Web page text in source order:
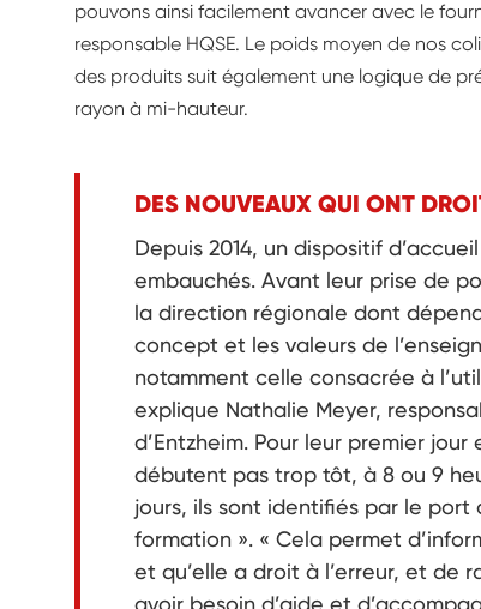
pouvons ainsi facilement avancer avec le
responsable HQSE. Le poids moyen de nos
des produits suit également une logique de
rayon à mi-hauteur.
DES NOUVEAUX QUI ONT
Depuis 2014, un dispositif
embauchés. Avant leur prise de
la direction régionale dont
concept et les valeurs de
notamment celle consacrée à
explique Nathalie Meyer,
d’Entzheim. Pour leur premier jour
débutent pas trop tôt, à 8 ou 9
jours, ils sont identifiés par le port
formation ». « Cela permet
et qu’elle a droit à l’erreur, et de
avoir besoin d’aide et